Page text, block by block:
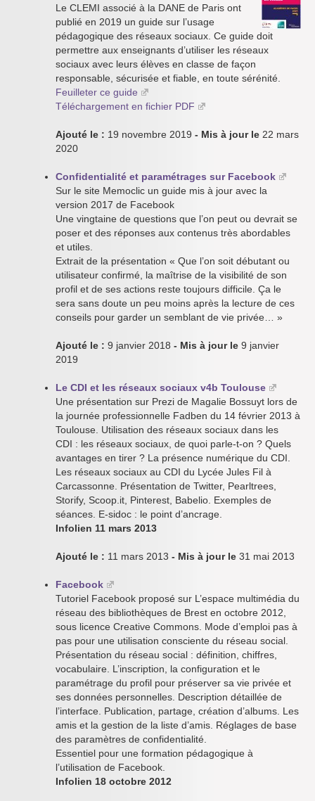
Le CLEMI associé à la DANE de Paris ont
publié en 2019 un guide sur l’usage
pédagogique des réseaux sociaux. Ce guide doit
permettre aux enseignants d’utiliser les réseaux
sociaux avec leurs élèves en classe de façon
responsable, sécurisée et fiable, en toute sérénité.
Feuilleter ce guide
Téléchargement en fichier PDF
Ajouté le : 19 novembre 2019 - Mis à jour le 22 mars
2020
Confidentialité et paramétrages sur Facebook
Sur le site Memoclic un guide mis à jour avec la
version 2017 de Facebook
Une vingtaine de questions que l’on peut ou devrait se
poser et des réponses aux contenus très abordables
et utiles.
Extrait de la présentation « Que l’on soit débutant ou
utilisateur confirmé, la maîtrise de la visibilité de son
profil et de ses actions reste toujours difficile. Ça le
sera sans doute un peu moins après la lecture de ces
conseils pour garder un semblant de vie privée… »
Ajouté le : 9 janvier 2018 - Mis à jour le 9 janvier
2019
Le CDI et les réseaux sociaux v4b Toulouse
Une présentation sur Prezi de Magalie Bossuyt lors de
la journée professionnelle Fadben du 14 février 2013 à
Toulouse. Utilisation des réseaux sociaux dans les
CDI : les réseaux sociaux, de quoi parle-t-on ? Quels
avantages en tirer ? La présence numérique du CDI.
Les réseaux sociaux au CDI du Lycée Jules Fil à
Carcassonne. Présentation de Twitter, Pearltrees,
Storify, Scoop.it, Pinterest, Babelio. Exemples de
séances. E-sidoc : le point d’ancrage.
Infolien 11 mars 2013
Ajouté le : 11 mars 2013 - Mis à jour le 31 mai 2013
Facebook
Tutoriel Facebook proposé sur L’espace multimédia du
réseau des bibliothèques de Brest en octobre 2012,
sous licence Creative Commons. Mode d’emploi pas à
pas pour une utilisation consciente du réseau social.
Présentation du réseau social : définition, chiffres,
vocabulaire. L’inscription, la configuration et le
paramétrage du profil pour préserver sa vie privée et
ses données personnelles. Description détaillée de
l’interface. Publication, partage, création d’albums. Les
amis et la gestion de la liste d’amis. Réglages de base
des paramètres de confidentialité.
Essentiel pour une formation pédagogique à
l’utilisation de Facebook.
Infolien 18 octobre 2012